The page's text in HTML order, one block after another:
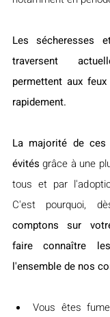
Les sécheresses
traversent
permettent aux
rapidement.
La majorité de ces
évités grâce à une
tous et par
C'est pourquoi,
comptons sur
faire connaître
l'ensemble de nos
Vous êtes